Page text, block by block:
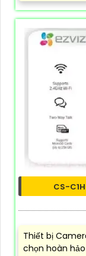
CS-
Thiết bị
chọn hoàn